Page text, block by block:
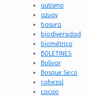
autismo
azuay
basura
biodiversidad
biométrico
BOLETINES
Bolivar
Bosque Seco
cabezal
cacao